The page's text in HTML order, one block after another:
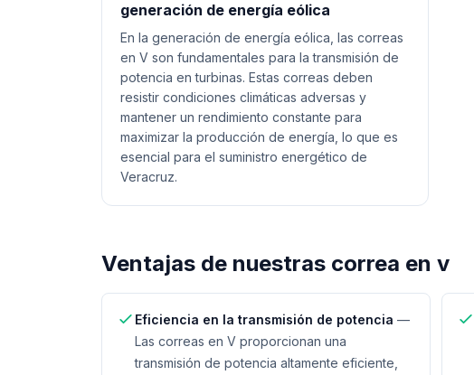
generación de energía eólica
En la generación de energía eólica, las correas
en V son fundamentales para la transmisión de
potencia en turbinas. Estas correas deben
resistir condiciones climáticas adversas y
mantener un rendimiento constante para
maximizar la producción de energía, lo que es
esencial para el suministro energético de
Veracruz.
Ventajas de nuestras correa en v
Eficiencia en la transmisión de potencia —
Las correas en V proporcionan una
transmisión de potencia altamente eficiente,